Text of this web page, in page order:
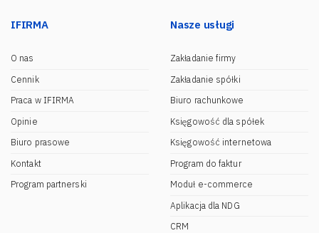
IFIRMA
O nas
Cennik
Praca w IFIRMA
Opinie
Biuro prasowe
Kontakt
Program partnerski
Nasze usługi
Zakładanie firmy
Zakładanie spółki
Biuro rachunkowe
Księgowość dla spółek
Księgowość internetowa
Program do faktur
Moduł e-commerce
Aplikacja dla NDG
CRM